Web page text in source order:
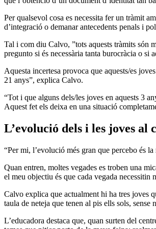
Per qualsevol cosa es necessita fer un tràmit
d’integració o demanar antecedents penals i
Tal i com diu Calvo, ”tots aquests tràmits són
pregunto si és necessària tanta burocràcia o si
Aquesta incertesa provoca que aquests/es
21 anys”, explica Calvo.
“Tot i que alguns dels/les joves en aquests 3
Aquest fet els deixa en una situació
L’evolució dels i les joves al
“Per mi, l’evolució més gran que percebo és la
Quan entren, moltes vegades es troben una
el meu objectiu és que cada vegada
Calvo explica que actualment hi ha tres joves
taula de neteja que tenen al pis ells sols,
L’educadora destaca que, quan surten del